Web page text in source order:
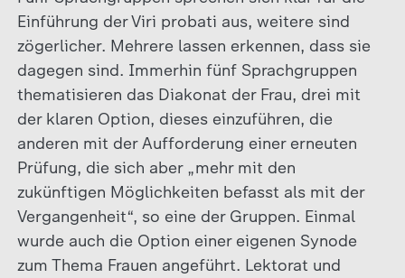
Einführung der Viri probati aus, weitere sind
zögerlicher. Mehrere lassen erkennen, dass sie
dagegen sind. Immerhin fünf Sprachgruppen
thematisieren das Diakonat der Frau, drei mit
der klaren Option, dieses einzuführen, die
anderen mit der Aufforderung einer erneuten
Prüfung, die sich aber „mehr mit den
zukünftigen Möglichkeiten befasst als mit der
Vergangenheit“, so eine der Gruppen. Einmal
wurde auch die Option einer eigenen Synode
zum Thema Frauen angeführt. Lektorat und